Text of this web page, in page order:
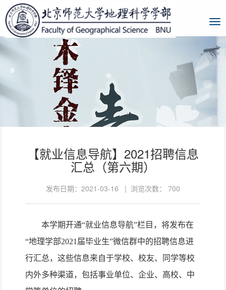
【就业信息导航】2021招聘信息
汇总（第六期）
发布日期：2021-03-16 | 浏览次数： 700
本学期开通“就业信息导航”栏目，将发布在
“地理学部2021届毕业生”微信群中的招聘信息进
行汇总，这些信息来自于学校、校友、同学等校
内外多种渠道，包括事业单位、企业、高校、中